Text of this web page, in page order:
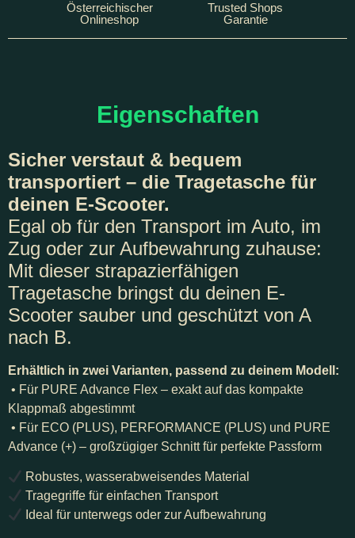
Österreichischer
Onlineshop
Trusted Shops
Garantie
Eigenschaften
Sicher verstaut & bequem
transportiert – die Tragetasche für
deinen E-Scooter.
Egal ob für den Transport im Auto, im
Zug oder zur Aufbewahrung zuhause:
Mit dieser strapazierfähigen
Tragetasche bringst du deinen E-
Scooter sauber und geschützt von A
nach B.
Erhältlich in zwei Varianten, passend zu deinem Modell:
• Für PURE Advance Flex – exakt auf das kompakte
Klappmaß abgestimmt
• Für ECO (PLUS), PERFORMANCE (PLUS) und PURE
Advance (+) – großzügiger Schnitt für perfekte Passform
Robustes, wasserabweisendes Material
Tragegriffe für einfachen Transport
Ideal für unterwegs oder zur Aufbewahrung